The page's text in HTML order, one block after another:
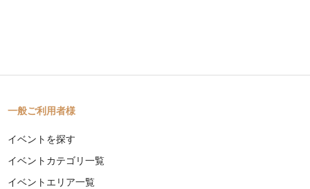
一般ご利用者様
イベントを探す
イベントカテゴリ一覧
イベントエリア一覧